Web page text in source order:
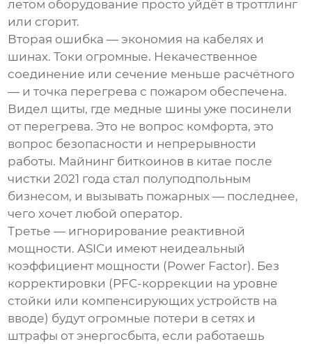
летом оборудование просто уйдёт в троттлинг
или сгорит.
Вторая ошибка — экономия на кабелях и
шинах. Токи огромные. Некачественное
соединение или сечение меньше расчётного
— и точка перегрева с пожаром обеспечена.
Видел щиты, где медные шины уже посинели
от перегрева. Это не вопрос комфорта, это
вопрос безопасности и непрерывности
работы. Майнинг биткоинов в китае после
чистки 2021 года стал полуподпольным
бизнесом, и вызывать пожарных — последнее,
чего хочет любой оператор.
Третье — игнорирование реактивной
мощности. ASICи имеют неидеальный
коэффициент мощности (Power Factor). Без
корректировки (PFC-коррекции на уровне
стойки или компенсирующих устройств на
вводе) будут огромные потери в сетях и
штрафы от энергосбыта, если работаешь